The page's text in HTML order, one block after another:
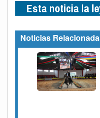
Esta noticia la
Noticias